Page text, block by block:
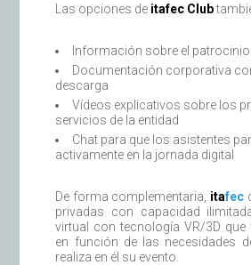
Las opciones de itafec Club
Información sobre el patrocinio
Documentación corporativa
descarga
Vídeos explicativos sobre los
servicios de la entidad
Chat para que los asistentes
activamente en la jornada digital
De forma complementaria, itafec
privadas con capacidad
virtual con tecnología VR/3D que
en función de las necesidades
realiza en él su evento.